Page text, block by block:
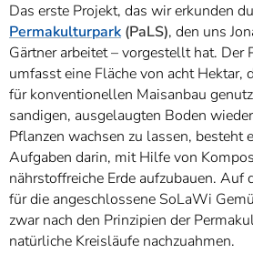
Das erste Projekt, das wir erkunden
Permakulturpark(PaLS), den uns
Gärtner arbeitet – vorgestellt hat. Der
umfasst eine Fläche von acht Hektar,
für konventionellen Maisanbau
sandigen, ausgelaugten Boden
Pflanzen wachsen zu lassen, besteht
Aufgaben darin, mit Hilfe von
nährstoffreiche Erde aufzubauen. Auf
für die angeschlossene SoLaWi
zwar nach den Prinzipien der
natürliche Kreisläufe nachzuahmen.